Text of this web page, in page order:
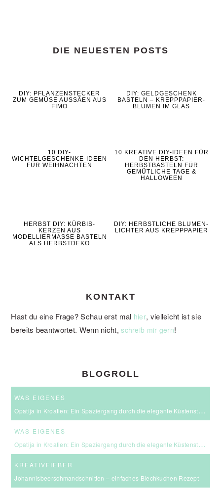
DIE NEUESTEN POSTS
DIY: PFLANZENSTECKER
ZUM GEMÜSE AUSSÄEN AUS
FIMO
DIY: GELDGESCHENK
BASTELN – KREPPPAPIER-
BLUMEN IM GLAS
10 DIY-
WICHTELGESCHENKE-IDEEN
FÜR WEIHNACHTEN
10 KREATIVE DIY-IDEEN FÜR
DEN HERBST:
HERBSTBASTELN FÜR
GEMÜTLICHE TAGE &
HALLOWEEN
HERBST DIY: KÜRBIS-
KERZEN AUS
MODELLIERMASSE BASTELN
ALS HERBSTDEKO
DIY: HERBSTLICHE BLUMEN-
LICHTER AUS KREPPPAPIER
KONTAKT
Hast du eine Frage? Schau erst mal hier, vielleicht ist sie
bereits beantwortet. Wenn nicht,schreib mir gern!
BLOGROLL
WAS EIGENES
Opatija in Kroatien: Ein Spaziergang durch die elegante Küstenstadt an der Kvarner Bucht
WAS EIGENES
Opatija in Kroatien: Ein Spaziergang durch die elegante Küstenstadt an der Kvarner Bucht
KREATIVFIEBER
Johannisbeerschmandschnitten – einfaches Blechkuchen Rezept